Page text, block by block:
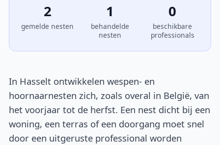
2
gemelde nesten
1
behandelde
nesten
0
beschikbare
professionals
In Hasselt ontwikkelen wespen- en
hoornaarnesten zich, zoals overal in België, van
het voorjaar tot de herfst. Een nest dicht bij een
woning, een terras of een doorgang moet snel
door een uitgeruste professional worden